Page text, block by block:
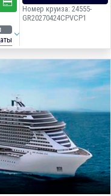
Номер круиза: 24555-
GR20270424CPVCP1